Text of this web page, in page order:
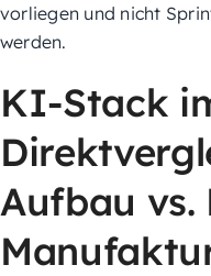
vorliegen und nicht
werden.
KI-Stack
Aufbau vs.